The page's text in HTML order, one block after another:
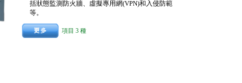
括狀態監測防火牆、虛擬專用網(VPN)和入侵防範
等。
項目 3 種